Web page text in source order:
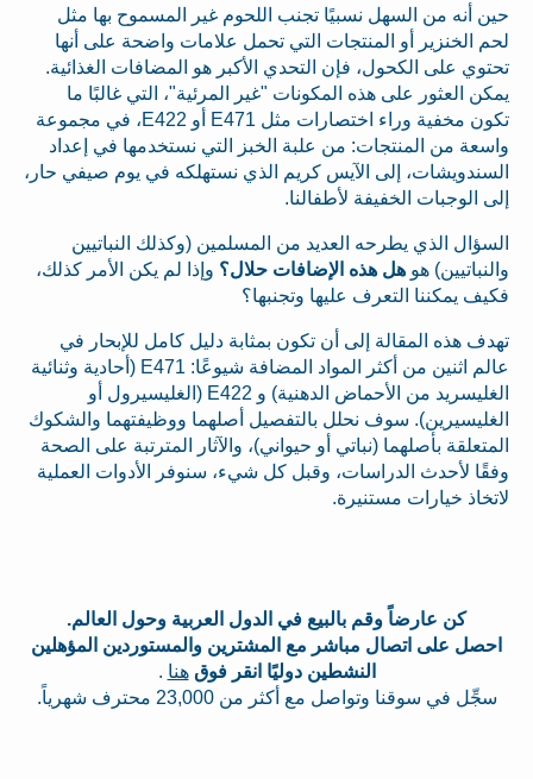
حين أنه من السهل نسبيًا تجنب اللحوم غير المسموح بها مثل
لحم الخنزير أو المنتجات التي تحمل علامات واضحة على أنها
تحتوي على الكحول، فإن التحدي الأكبر هو المضافات الغذائية.
يمكن العثور على هذه المكونات "غير المرئية"، التي غالبًا ما
تكون مخفية وراء اختصارات مثل E471 أو E422، في مجموعة
واسعة من المنتجات: من علبة الخبز التي نستخدمها في إعداد
السندويشات، إلى الآيس كريم الذي نستهلكه في يوم صيفي حار،
إلى الوجبات الخفيفة لأطفالنا.
السؤال الذي يطرحه العديد من المسلمين (وكذلك النباتيين
والنباتيين) هو هل هذه الإضافات حلال؟ وإذا لم يكن الأمر كذلك،
فكيف يمكننا التعرف عليها وتجنبها؟
تهدف هذه المقالة إلى أن تكون بمثابة دليل كامل للإبحار في
عالم اثنين من أكثر المواد المضافة شيوعًا: E471 (أحادية وثنائية
الغليسريد من الأحماض الدهنية) و E422 (الغليسيرول أو
الغليسيرين). سوف نحلل بالتفصيل أصلهما ووظيفتهما والشكوك
المتعلقة بأصلهما (نباتي أو حيواني)، والآثار المترتبة على الصحة
وفقًا لأحدث الدراسات، وقبل كل شيء، سنوفر الأدوات العملية
لاتخاذ خيارات مستنيرة.
كن عارضاً وقم بالبيع في الدول العربية وحول العالم.
احصل على اتصال مباشر مع المشترين والمستوردين المؤهلين
النشطين دوليًا انقر فوق هنا .
سجِّل في سوقنا وتواصل مع أكثر من 23,000 محترف شهرياً.